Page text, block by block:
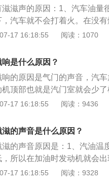
滋声的原因：1、汽车油量
汽车就不会打着火。在没
还会影响油泵的寿命。需
用的传感器，如果这个配
不会打着火了。需要去4s店
动机和点火开关上。如果
，发动机自然发动不了；
发动机肯定发动不了。需
电瓶等情况下，汽车的电
就说明电瓶没电了。需要
嘴喷油就不会很好，火花
者n档，一旦将档位放在r档
17 16:18:55 阅读：1070
是什么原因？
的原因是气门的声音，汽
机顶部也就是汽门室就会少
汽车皮带松了，会出现滋
拽一拽皮带，感觉过松或
一踩刹车就出现滋滋响，说
应该尽快去修理厂进行检
17 16:18:55 阅读：9436
的声音是什么原因？
的声音原因是：1、汽油温
所以在加油时发动机就会
温度上来后，踩油门异响
17 16:18:55 阅读：9328